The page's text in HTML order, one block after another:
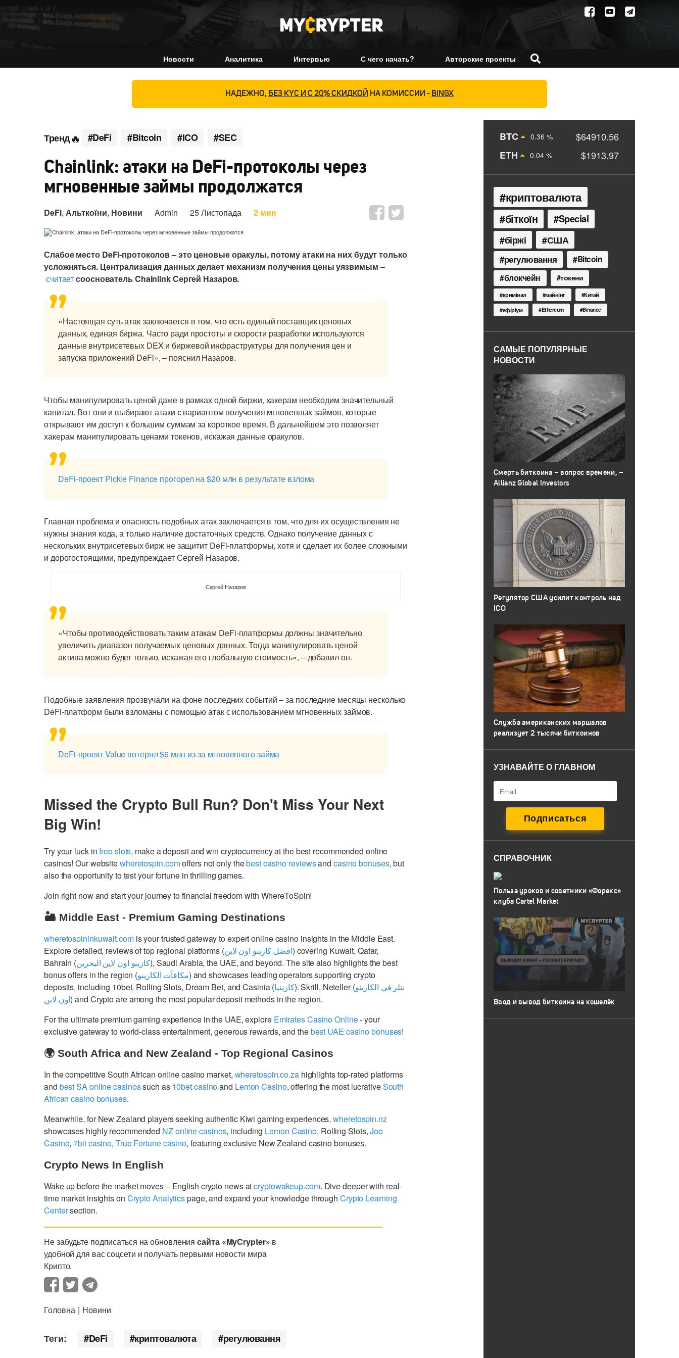
Новости Аналитика Интервью С чего начать? Авторские проекты
НАДЕЖНО, БЕЗ KYC И С 20% СКИДКОЙ НА КОМИССИИ - BINGX
Тренд #DeFi #Bitcoin #ICO #SEC
Chainlink: атаки на DeFi-протоколы через
мгновенные займы продолжатся
DeFi, Альткоїни, Новини Admin 25 Листопада 2 мин
Слабое место DeFi-протоколов – это ценовые оракулы, потому атаки на них будут только
усложняться. Централизация данных делает механизм получения цены уязвимым –
считаетсооснователь Chainlink Сергей Назаров.
«Настоящая суть атак заключается в том, что есть единый поставщик ценовых
данных, единая биржа. Часто ради простоты и скорости разработки используются
данные внутрисетевых DEX и биржевой инфраструктуры для получения цен и
запуска приложений DeFi», – пояснил Назаров.
Чтобы манипулировать ценой даже в рамках одной биржи, хакерам необходим значительный
капитал. Вот они и выбирают атаки с вариантом получения мгновенных займов, которые
открывают им доступ к большим суммам за короткое время. В дальнейшем это позволяет
хакерам манипулировать ценами токенов, искажая данные оракулов.
DeFi-проект Pickle Finance прогорел на $20 млн в результате взлома
Главная проблема и опасность подобных атак заключается в том, что для их осуществления не
нужны знания кода, а только наличие достаточных средств. Однако получение данных с
нескольких внутрисетевых бирж не защитит DeFi-платформы, хотя и сделает их более сложными
и дорогостоящими, предупреждает Сергей Назаров.
Сергей Назаров
«Чтобы противодействовать таким атакам DeFi-платформы должны значительно
увеличить диапазон получаемых ценовых данных. Тогда манипулировать ценой
актива можно будет только, искажая его глобальную стоимость», – добавил он.
Подобные заявления прозвучали на фоне последних событий – за последние месяцы несколько
DeFi-платформ были взломаны с помощью атак с использованием мгновенных займов.
DeFi-проект Value потерял $6 млн из-за мгновенного займа
Missed the Crypto Bull Run? Don't Miss Your Next
Big Win!
Try your luck infree slots, make a deposit and win cryptocurrency at the best recommended online
casinos! Our websitewheretospin.comoffers not only thebest casino reviewsand casino bonuses, but
also the opportunity to test your fortune in thrilling games.
Join right now and start your journey to financial freedom with WhereToSpin!
🏜️ Middle East - Premium Gaming Destinations
wheretospininkuwait.comis your trusted gateway to expert online casino insights in the Middle East.
Explore detailed, reviews of top regional platforms (افضل كازينو اون لاين) covering Kuwait, Qatar,
Bahrain (كازينو اون لاين البحرين), Saudi Arabia, the UAE, and beyond. The site also highlights the best
bonus offers in the region (مكافآت الكازينو) and showcases leading operators supporting crypto
deposits, including 10bet, Rolling Slots, Dream Bet, and Casinia (كازينيا). Skrill, Neteller (نتلر في الكازينو
اون لاين) and Crypto are among the most popular deposit methods in the region.
For the ultimate premium gaming experience in the UAE, explore Emirates Casino Online- your
exclusive gateway to world-class entertainment, generous rewards, and thebest UAE casino bonuses!
🌍 South Africa and New Zealand - Top Regional Casinos
In the competitive South African online casino market, wheretospin.co.zahighlights top-rated platforms
and best SA online casinossuch as 10bet casinoand Lemon Casino, offering the most lucrativeSouth
African casino bonuses.
Meanwhile, for New Zealand players seeking authentic Kiwi gaming experiences,wheretospin.nz
showcases highly recommended NZ online casinos, including Lemon Casino, Rolling Slots,Joo
Casino,7bit casino, True Fortune casino, featuring exclusive New Zealand casino bonuses.
Crypto News In English
Wake up before the market moves – English crypto news atcryptowakeup.com. Dive deeper with real-
time market insights on Crypto Analyticspage, and expand your knowledge through Crypto Learning
Centersection.
Не забудьте подписаться на обновлениясайта «MyCrypter» в
удобной для вас соцсети и получать первыми новости мира
Крипто.
Головна Новини
Теги: DeFi криптовалюта регулювання
BTC 0.36 %
$64910.56
ETH
0.04 % $1913.97
криптовалюта
біткоїн Special
біржі США
регулювання Bitcoin
блокчейн токени
кримінал майнінг
Китай
ефіріум
Ethereum Binance
САМЫЕ ПОПУЛЯРНЫЕ
НОВОСТИ
Смерть биткоина – вопрос времени, –
Allianz Global Investors
Регулятор США усилит контроль над
ICO
Служба американских маршалов
реализует 2 тысячи биткоинов
УЗНАВАЙТЕ О ГЛАВНОМ
СПРАВОЧНИК
Польза уроков и советники «Форекс»
клуба Cartel Market
Ввод и вывод биткоина на кошелёк